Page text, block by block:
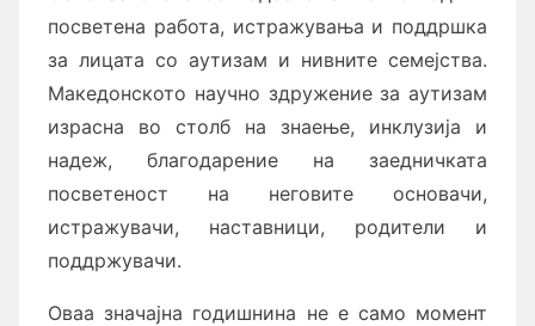
посветена работа, истражувања и поддршка
за лицата со аутизам и нивните семејства.
Македонското научно здружение за аутизам
израсна во столб на знаење, инклузија и
надеж, благодарение на заедничката
посветеност на неговите основачи,
истражувачи, наставници, родители и
поддржувачи.
Оваа значајна годишнина не е само момент